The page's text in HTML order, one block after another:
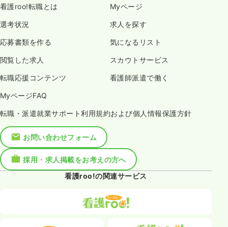
看護roo!転職とは Myページ
選考状況 求人を探す
応募書類を作る 気になるリスト
閲覧した求人 スカウトサービス
転職応援コンテンツ 看護師派遣で働く
MyページFAQ
転職・派遣就業サポート利用規約および個人情報保護方針
お問い合わせフォーム
採用・求人掲載をお考えの方へ
看護roo!の関連サービス